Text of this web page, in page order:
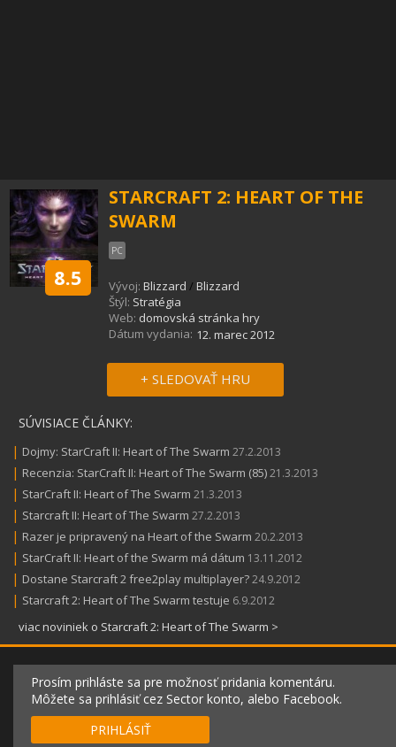
8.5
STARCRAFT 2: HEART OF THE
SWARM
PC
Vývoj: Blizzard / Blizzard
Štýl: Stratégia
Web: domovská stránka hry
Dátum vydania: 12. marec 2012
+ SLEDOVAŤ HRU
SÚVISIACE ČLÁNKY:
| Dojmy: StarCraft II: Heart of The Swarm 27.2.2013
| Recenzia: StarCraft II: Heart of The Swarm (85)21.3.2013
| StarCraft II: Heart of The Swarm 21.3.2013
| Starcraft II: Heart of The Swarm 27.2.2013
| Razer je pripravený na Heart of the Swarm 20.2.2013
| StarCraft II: Heart of the Swarm má dátum 13.11.2012
| Dostane Starcraft 2 free2play multiplayer?24.9.2012
| Starcraft 2: Heart of The Swarm testuje 6.9.2012
viac noviniek o Starcraft 2: Heart of The Swarm >
Prosím prihláste sa pre možnosť pridania komentáru.
Môžete sa prihlásiť cez Sector konto, alebo Facebook.
PRIHLÁSIŤ